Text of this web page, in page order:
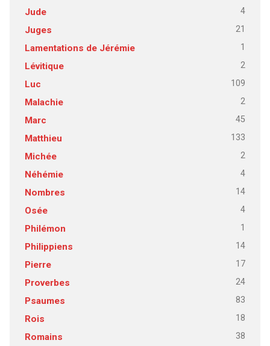
Jude 4
Juges 21
Lamentations de Jérémie 1
Lévitique 2
Luc 109
Malachie 2
Marc 45
Matthieu 133
Michée 2
Néhémie 4
Nombres 14
Osée 4
Philémon 1
Philippiens 14
Pierre 17
Proverbes 24
Psaumes 83
Rois 18
Romains 38